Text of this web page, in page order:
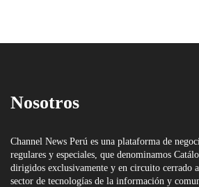
Nosotros
Channel News Perú es una plataforma de
regulares y especiales, que denominamos
dirigidos exclusivamente y en circuito cerrado
sector de tecnologías de la información y